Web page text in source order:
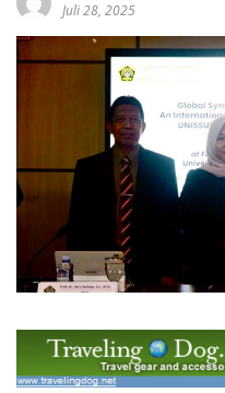
Juli 28, 2025